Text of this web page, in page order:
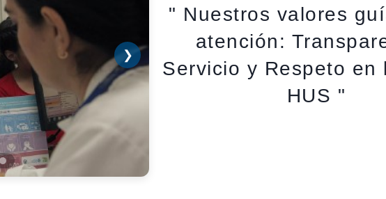
❯
" Nuestros valores
atención:
Servicio y Respeto en
HUS "